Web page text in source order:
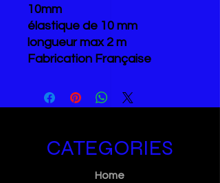
10mm
élastique de 10 mm
longueur max 2 m
Fabrication Française
CATEGORIES
Home